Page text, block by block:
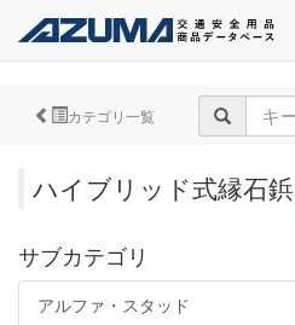
カテゴリ一覧
ハイブリッド式縁石鋲
サブカテゴリ
アルファ・スタッド